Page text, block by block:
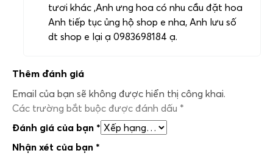
tươi khác ,Anh ưng hoa có nhu cầu đặt hoa
Anh tiếp tục ủng hộ shop e nha, Anh lưu số
dt shop e lại ạ 0983698184 ạ.
Thêm đánh giá
Email của bạn sẽ không được hiển thị công khai.
Các trường bắt buộc được đánh dấu *
Đánh giá của bạn *
Nhận xét của bạn *